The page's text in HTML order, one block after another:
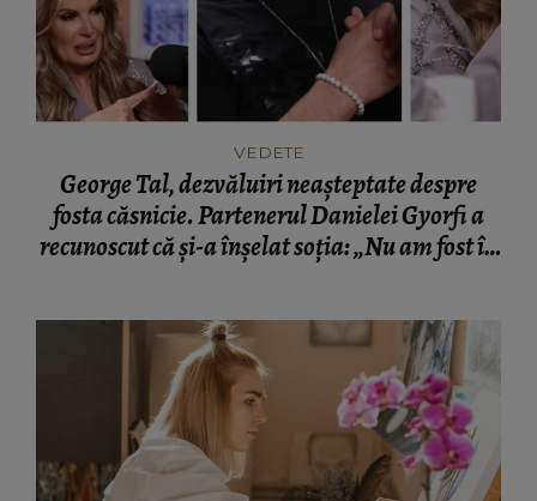
VEDETE
George Tal, dezvăluiri neașteptate despre
fosta căsnicie. Partenerul Danielei Gyorfi a
recunoscut că și-a înșelat soția: „Nu am fost în